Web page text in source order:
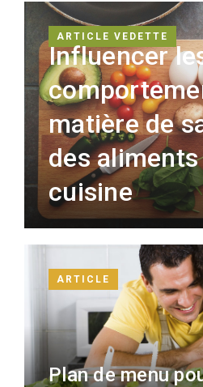
ARTICLE VEDETTE
Influencer
matière de
des
cuisine
ARTICLE
Plan de menu